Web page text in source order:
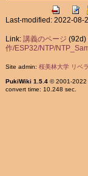
Last-modified: 2022-08-
Link: 講義のページ (92d)
作/ESP32/NTP/
Site admin: 桜美林大学 リベ
PukiWiki 1.5.4© 2001-2022
convert time: 10.248 sec.